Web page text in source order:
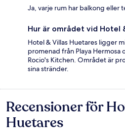
Ja, varje rum har balkong eller
Hur är området vid Hotel
Hotel & Villas Huetares ligger
promenad från Playa Hermosa
Rocio's Kitchen. Området är
sina stränder.
Recensioner
Recensioner för
Huetares